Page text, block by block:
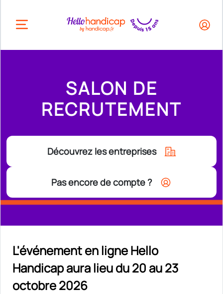
HEADER.OPEN_BUTTON
SALON DE
RECRUTEMENT
Découvrez les entreprises
Pas encore de compte ?
L'événement en ligne Hello
Handicap aura lieu du 20 au 23
octobre 2026